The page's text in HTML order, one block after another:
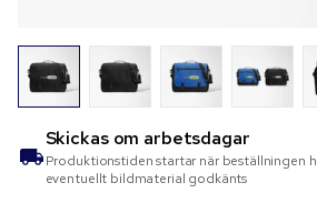
Skickas om arbetsdagar
Produktionstiden startar när beställningen
eventuellt bildmaterial godkänts